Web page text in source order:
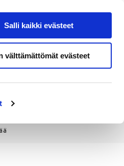
Salli kaikki evästeet
välttämättömät evästeet
Hae sivustolta